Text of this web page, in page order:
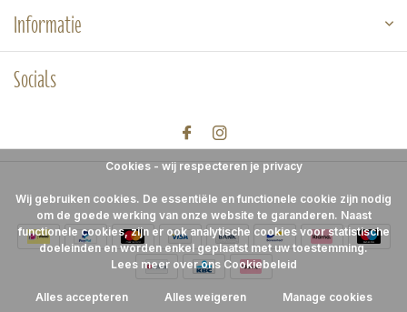
Informatie
Socials
Cookies - wij respecteren je privacy
Wij gebruiken cookies. De essentiële en functionele cookie zijn nodig
om de goede werking van onze website te garanderen. Naast
functionele cookies, zijn er ook analytische cookies voor statistische
doeleinden en worden enkel geplaatst met uw toestemming.
Lees meer over ons Cookiebeleid
Alles accepteren Alles weigeren Manage cookies